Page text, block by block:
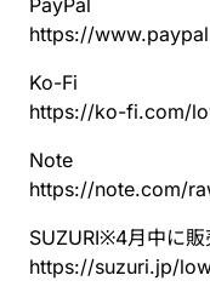
PayPal
https://www.
Ko-Fi
https://ko-fi.com/
Note
https://note.com/
SUZURI※4月中に販
https://suzuri.jp/